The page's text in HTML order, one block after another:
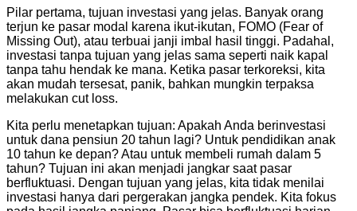
Pilar pertama, tujuan investasi yang jelas. Banyak orang
terjun ke pasar modal karena ikut-ikutan, FOMO (Fear of
Missing Out), atau terbuai janji imbal hasil tinggi. Padahal,
investasi tanpa tujuan yang jelas sama seperti naik kapal
tanpa tahu hendak ke mana. Ketika pasar terkoreksi, kita
akan mudah tersesat, panik, bahkan mungkin terpaksa
melakukan cut loss.
Kita perlu menetapkan tujuan: Apakah Anda berinvestasi
untuk dana pensiun 20 tahun lagi? Untuk pendidikan anak
10 tahun ke depan? Atau untuk membeli rumah dalam 5
tahun? Tujuan ini akan menjadi jangkar saat pasar
berfluktuasi. Dengan tujuan yang jelas, kita tidak menilai
investasi hanya dari pergerakan jangka pendek. Kita fokus